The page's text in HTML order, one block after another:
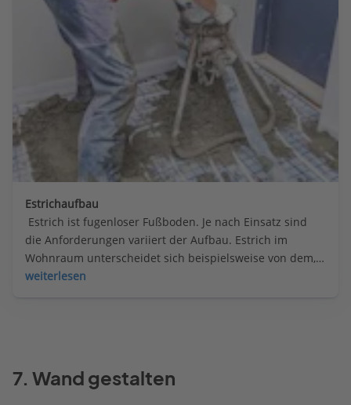
Estrichaufbau
Estrich ist fugenloser Fußboden. Je nach Einsatz sind
die Anforderungen variiert der Aufbau. Estrich im
Wohnraum unterscheidet sich beispielsweise von dem,
der in einer Garage, auf dem Balkon oder einer
weiterlesen
7. Wand gestalten